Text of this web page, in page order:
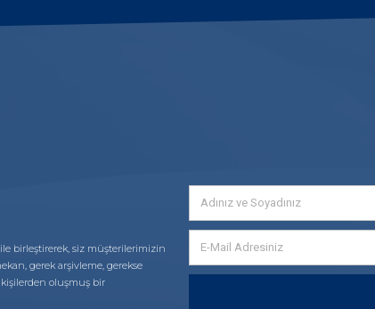
birleştirerek, siz müşterilerimizin
gerek arşivleme, gerekse
oluşmuş bir